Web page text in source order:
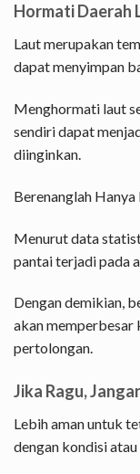
Hormati Daerah
Laut merupakan
dapat menyimpan
Menghormati laut
sendiri dapat
diinginkan.
Berenanglah
Menurut data
pantai terjadi pada
Dengan demikian,
akan memperbesar
pertolongan.
Jika Ragu,
Lebih aman untuk
dengan kondisi